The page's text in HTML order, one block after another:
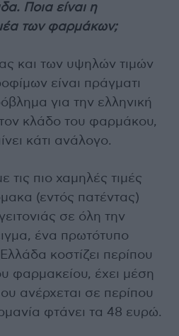
Ποια είναι η
των φαρμάκων;
και των υψηλών τιμών
είναι πράγματι
για την ελληνική
κλάδο του φαρμάκου,
κάτι ανάλογο.
τις πιο χαμηλές τιμές
(εντός πατέντας)
σε όλη την
ένα πρωτότυπο
κοστίζει περίπου
φαρμακείου, έχει μέση
ανέρχεται σε περίπου
φτάνει τα 48 ευρώ.